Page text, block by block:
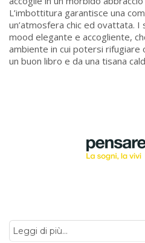
L’imbottitura garantisce una
un’atmosfera chic ed ovattata. I
mood elegante e accogliente,
ambiente in cui potersi rifugiare
un buon libro e da una tisana
Leggi di più...